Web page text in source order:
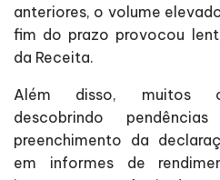
anteriores, o volume
fim do prazo provocou
da Receita.
Além disso, muitos
descobrindo
preenchimento da
em informes de